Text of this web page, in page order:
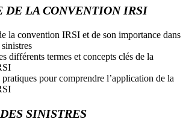
DE LA CONVENTION IRSI
la convention IRSI et de son importance dans
différents termes et concepts clés de la
pratiques pour comprendre l’application de la
SINISTRES